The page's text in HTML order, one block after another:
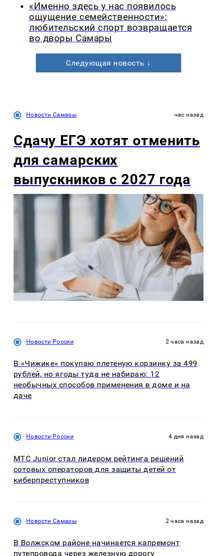
«Именно здесь у нас появилось
ощущение семейственности»:
любительский спорт возвращается
во дворы Самары
Следующая новость ↓
Новости Самары час назад
Сдачу ЕГЭ хотят отменить
для самарских
выпускников с 2027 года
Новости России 2 часа назад
В «Чижике» покупаю плетеную корзинку за 499
рублей, но ягоды туда не набираю: 12
необычных способов применения в доме и на
даче
Новости России 4 дня назад
МТС Junior стал лидером рейтинга решений
сотовых операторов для защиты детей от
киберпреступников
Новости Самары 2 часа назад
В Волжском районе начинается капремонт
путепровода через железную дорогу